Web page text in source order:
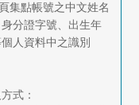
集點帳號之中文姓名
分證字號、出生年
人資料中之識別
式：